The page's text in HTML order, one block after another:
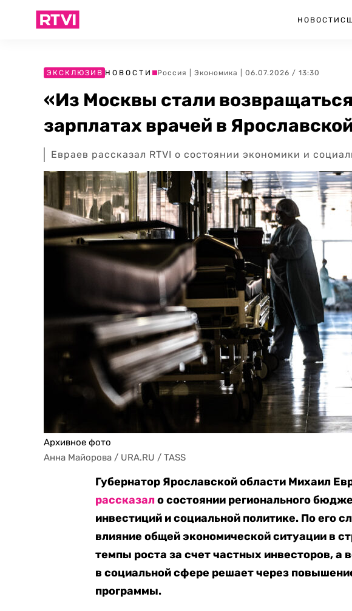
НОВОСТИ
ЭКСКЛЮЗИВ НОВОСТИ Россия Экономика | 06.07.2026 / 13:30
«Из Москвы стали
зарплатах врачей в
Евраев рассказал RTVI о состоянии экономики и
Архивное фото
Анна Майорова / URA.RU / TASS
Губернатор Ярославской области Михаил
рассказало состоянии регионального
инвестиций и социальной политике. По его
влияние общей экономической ситуации в
темпы роста за счет частных инвесторов, а
в социальной сфере решает через
программы.